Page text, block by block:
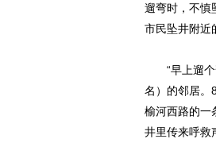
遛弯时，不慎
市民坠井附近
“早上遛个
名）的邻居。
榆河西路的一
井里传来呼救